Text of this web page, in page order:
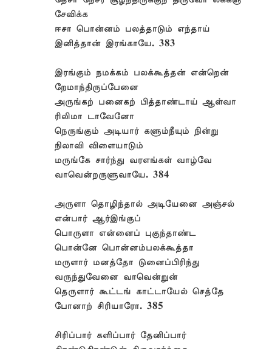
சேவிக்க
ஈசா பொன்னம் பலத்தாடும் எந்தாய்
இனித்தான் இரங்காயே. 383
இரங்கும் நமக்கம் பலக்கூத்தன் என்றென்
றேமாந்திருப்பேனை
அருங்கற் பனைகற் பித்தாண்டாய் ஆள்வா
ரிலிமா டாவேனோ
நெருங்கும் அடியார் களும்நீயும் நின்று
நிலாவி விளையாடும்
மருங்கே சார்ந்து வரஎங்கள் வாழ்வே
வாவென்றருளுவாயே. 384
அருளா தொழிந்தால் அடியேனை அஞ்சல்
என்பார் ஆர்இங்குப்
பொருளா என்னைப் புகுந்தாண்ட
பொன்னே பொன்னம்பலக்கூத்தா
மருளார் மனத்தோ டுனைப்பிரிந்து
வருந்துவேனை வாவென்றுன்
தெருளார் கூட்டங் காட்டாயேல் செத்தே
போனாற் சிரியாரோ. 385
சிரிப்பார் களிப்பார் தேனிப்பார்